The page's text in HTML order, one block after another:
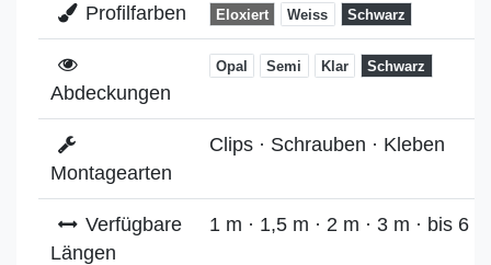
Profilfarben Eloxiert Weiss Schwarz
Abdeckungen
Opal Semi Klar Schwarz
Montagearten
Clips · Schrauben · Kleben
Verfügbare
Längen
1 m · 1,5 m · 2 m · 3 m · bis 6 m